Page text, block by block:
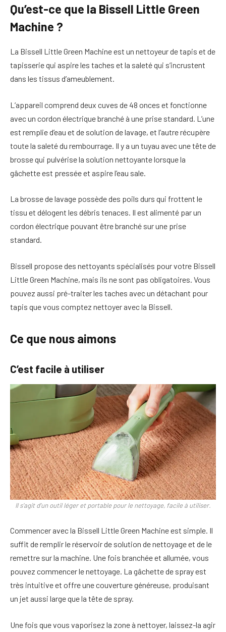
Qu’est-ce que la Bissell Little Green
Machine ?
La Bissell Little Green Machine est un nettoyeur de tapis et de
tapisserie qui aspire les taches et la saleté qui s’incrustent
dans les tissus d’ameublement.
L’appareil comprend deux cuves de 48 onces et fonctionne
avec un cordon électrique branché à une prise standard. L’une
est remplie d’eau et de solution de lavage, et l’autre récupère
toute la saleté du rembourrage. Il y a un tuyau avec une tête de
brosse qui pulvérise la solution nettoyante lorsque la
gâchette est pressée et aspire l’eau sale.
La brosse de lavage possède des poils durs qui frottent le
tissu et délogent les débris tenaces. Il est alimenté par un
cordon électrique pouvant être branché sur une prise
standard.
Bissell propose des nettoyants spécialisés pour votre Bissell
Little Green Machine, mais ils ne sont pas obligatoires. Vous
pouvez aussi pré-traiter les taches avec un détachant pour
tapis que vous comptez nettoyer avec la Bissell.
Ce que nous aimons
C’est facile à utiliser
Il s’agit d’un outil léger et portable pour le nettoyage, facile à utiliser.
Commencer avec la Bissell Little Green Machine est simple. Il
suffit de remplir le réservoir de solution de nettoyage et de le
remettre sur la machine. Une fois branchée et allumée, vous
pouvez commencer le nettoyage. La gâchette de spray est
très intuitive et offre une couverture généreuse, produisant
un jet aussi large que la tête de spray.
Une fois que vous vaporisez la zone à nettoyer, laissez-la agir